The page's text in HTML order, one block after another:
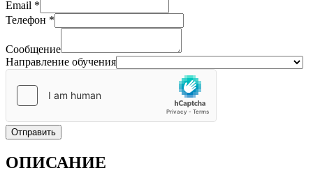
Email *
Телефон *
Сообщение
Направление обучения
Отправить
ОПИСАНИЕ